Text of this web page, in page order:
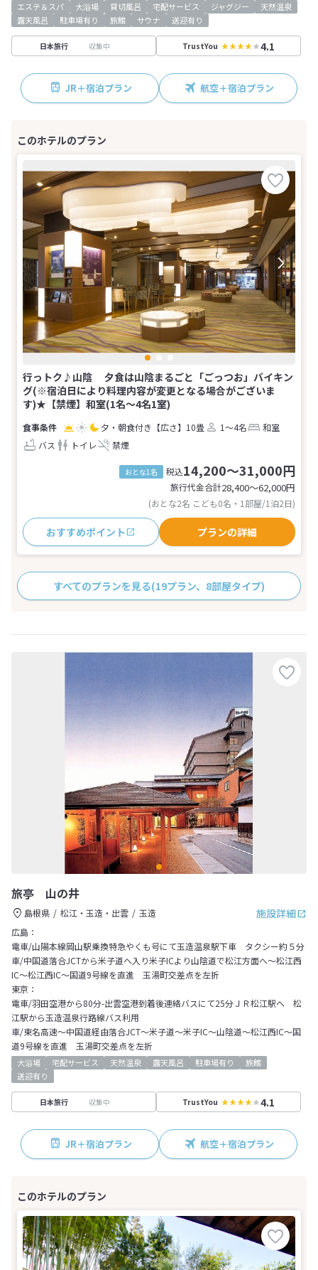
エステ＆スパ 大浴場 貸切風呂 宅配サービス ジャグジー
天然温泉
露天風呂
駐車場有り 旅館 サウナ 送迎有り
日本旅行 収集中 TrustYou 4.1
JR＋宿泊プラン 航空＋宿泊プラン
行っトク♪山陰 夕食は山陰まるごと「ごっつお」バイキン
グ(※宿泊日により料理内容が変更となる場合がございま
す)★【禁煙】和室(1名～4名1室)
夕・朝食付き 【広さ】10畳 1～4名
和室
バス
トイレ 禁煙
おとな1名 税込14,200～31,000円
旅行代金合計28,400〜62,000円
(おとな2名 こども0名・1部屋/1泊2日)
おすすめポイント プランの詳細
すべてのプランを見る(19プラン、8部屋タイプ)
旅亭 山の井
施設詳細
島根県 松江・玉造・出雲
玉造
広島：
電車/山陽本線岡山駅乗換特急やくも号にて玉造温泉駅下車 タクシー約５分
車/中国道落合JCTから米子道へ入り米子ICより山陰道で松江方面へ～松江西
IC～松江西IC～国道9号線を直進 玉湯町交差点を左折
東京：
電車/羽田空港から80分-出雲空港到着後連絡バスにて25分ＪＲ松江駅へ 松
江駅から玉造温泉行路線バス利用
車/東名高速～中国道経由落合JCT～米子道～米子IC～山陰道～松江西IC～国
道9号線を直進 玉湯町交差点を左折
大浴場 宅配サービス 天然温泉 露天風呂 駐車場有り
旅館
送迎有り
日本旅行 収集中 TrustYou 4.1
JR＋宿泊プラン 航空＋宿泊プラン